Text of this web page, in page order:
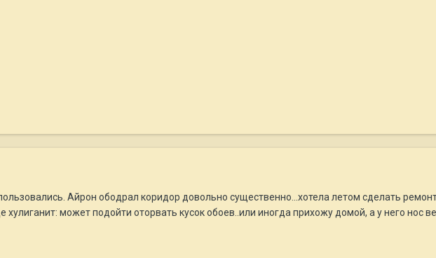
Айрон ободрал коридор довольно существенно...хотела летом сделать
хулиганит: может подойти оторвать кусок обоев..или иногда прихожу домой, а у него нос